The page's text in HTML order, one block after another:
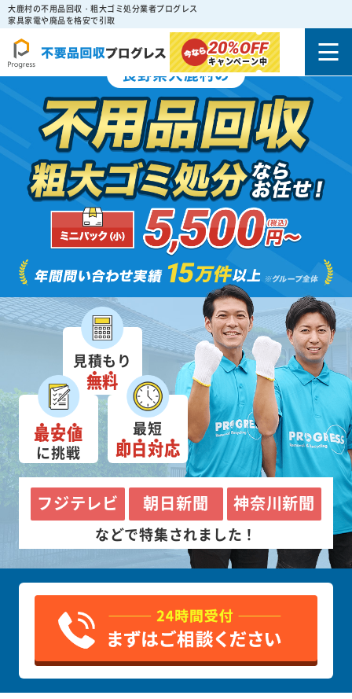
大鹿村の不用品回収・粗大ゴミ処分業者プログレス
家具家電や廃品を格安で引取
20%OFF
キャンペーン中
長野県大鹿村の
見積もり
無料
最安値
に挑戦
最短
即日対応
フジテレビ 朝日新聞 神奈川新聞
などで特集されました！